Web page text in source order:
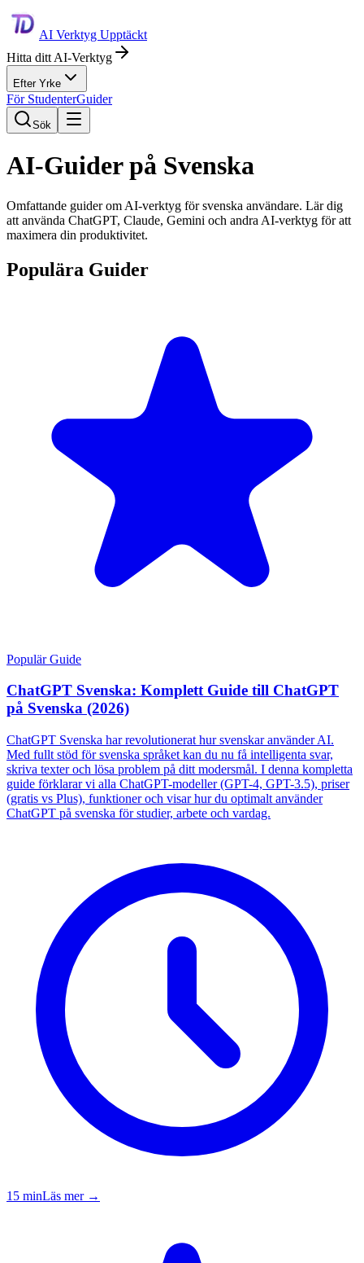
AI Verktyg Upptäckt
Hitta ditt AI-Verktyg
Efter Yrke
För StudenterGuider
Sök
AI-Guider på Svenska
Omfattande guider om AI-verktyg för svenska användare. Lär dig
att använda ChatGPT, Claude, Gemini och andra AI-verktyg för att
maximera din produktivitet.
Populära Guider
Populär Guide
ChatGPT Svenska: Komplett Guide till ChatGPT
på Svenska (2026)
ChatGPT Svenska har revolutionerat hur svenskar använder AI.
Med fullt stöd för svenska språket kan du nu få intelligenta svar,
skriva texter och lösa problem på ditt modersmål. I denna kompletta
guide förklarar vi alla ChatGPT-modeller (GPT-4, GPT-3.5), priser
(gratis vs Plus), funktioner och visar hur du optimalt använder
ChatGPT på svenska för studier, arbete och vardag.
15 minLäs mer →